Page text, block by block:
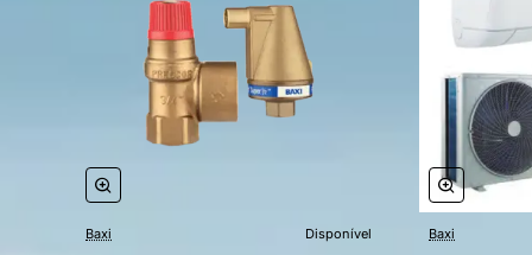
Baxi Disponível Baxi